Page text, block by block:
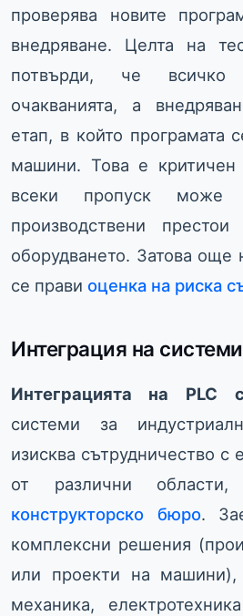
проверява новите
внедряване. Целта на
потвърди, че всичко
очакванията, а
етап, в който програмата
машини. Това е критичен
всеки пропуск
производствени
оборудването. Затова още
се прави оценка на риска
Интеграция на системи
Интеграцията на PLC
системи за
изисква сътрудничество с
от различни
конструкторско бюро.
комплексни решения
или проекти на машини),
механика,